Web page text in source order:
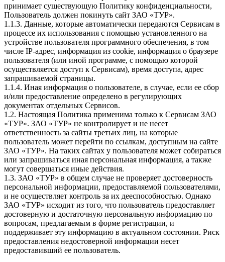
принимает существующую Политику конфиденциальности,
Пользователь должен покинуть сайт ЗАО «ТУР».
1.1.3. Данные, которые автоматически передаются Сервисам в
процессе их использования с помощью установленного на
устройстве пользователя программного обеспечения, в том
числе IP-адрес, информация из cookie, информация о браузере
пользователя (или иной программе, с помощью которой
осуществляется доступ к Сервисам), время доступа, адрес
запрашиваемой страницы.
1.1.4. Иная информация о пользователе, в случае, если ее сбор
и/или предоставление определено в регулирующих
документах отдельных Сервисов.
1.2. Настоящая Политика применима только к Сервисам ЗАО
«ТУР». ЗАО «ТУР» не контролирует и не несет
ответственность за сайты третьих лиц, на которые
пользователь может перейти по ссылкам, доступным на сайте
ЗАО «ТУР». На таких сайтах у пользователя может собираться
или запрашиваться иная персональная информация, а также
могут совершаться иные действия.
1.3. ЗАО «ТУР» в общем случае не проверяет достоверность
персональной информации, предоставляемой пользователями,
и не осуществляет контроль за их дееспособностью. Однако
ЗАО «ТУР» исходит из того, что пользователь предоставляет
достоверную и достаточную персональную информацию по
вопросам, предлагаемым в форме регистрации, и
поддерживает эту информацию в актуальном состоянии. Риск
предоставления недостоверной информации несет
предоставивший ее пользователь.